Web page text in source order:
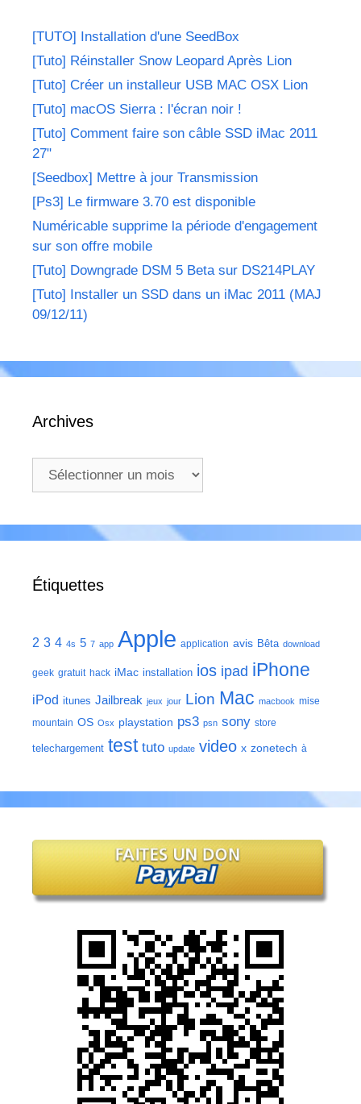
[TUTO] Installation d'une SeedBox
[Tuto] Réinstaller Snow Leopard Après Lion
[Tuto] Créer un installeur USB MAC OSX Lion
[Tuto] macOS Sierra : l'écran noir !
[Tuto] Comment faire son câble SSD iMac 2011
27"
[Seedbox] Mettre à jour Transmission
[Ps3] Le firmware 3.70 est disponible
Numéricable supprime la période d'engagement
sur son offre mobile
[Tuto] Downgrade DSM 5 Beta sur DS214PLAY
[Tuto] Installer un SSD dans un iMac 2011 (MAJ
09/12/11)
Archives
Archives
Étiquettes
2 3 4 4s 5 7 app Apple application avis Bêta download
geek gratuit hack iMac installation ios ipad iPhone
iPod itunes Jailbreak jeux jour Lion Mac macbook mise
mountain OS Osx playstation ps3 psn sony store
telechargement test tuto update video x zonetech à